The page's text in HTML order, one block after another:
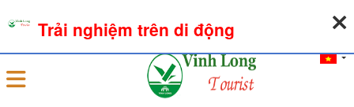
Đăng nhập
Trải nghiệm trên di động